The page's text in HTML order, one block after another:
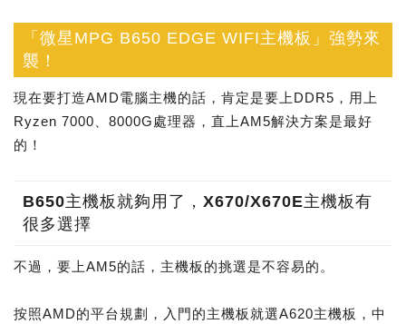
「微星MPG B650 EDGE WIFI主機板」強勢來
襲！
現在要打造AMD電腦主機的話，肯定是要上DDR5，用上
Ryzen 7000、8000G處理器，直上AM5解決方案是最好
的！
B650主機板就夠用了，X670/X670E主機板有
很多選擇
不過，要上AM5的話，主機板的挑選是不容易的。
按照AMD的平台規劃，入門的主機板就選A620主機板，中